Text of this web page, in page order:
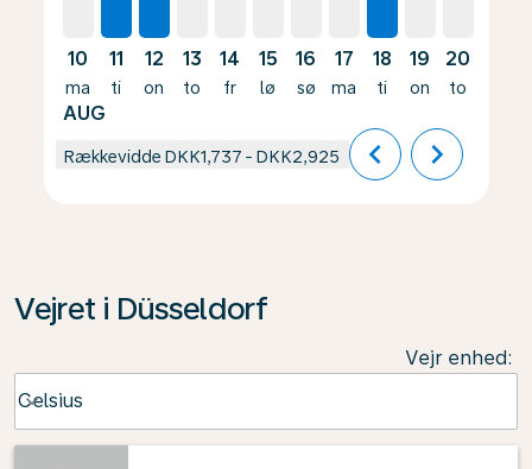
10
ma
AUG
11
ti
12
on
13
to
14
fr
15
lø
16
sø
17
ma
18
ti
19
on
20
to
Rækkevidde DKK1,737 - DKK2,925 chevron_left chevron_right
Vejret i Düsseldorf
Vejr enhed:
Celsius
keyboard_arrow_down